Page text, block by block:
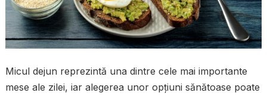
Micul dejun reprezintă una dintre cele mai importante
mese ale zilei, iar alegerea unor opțiuni sănătoase poate